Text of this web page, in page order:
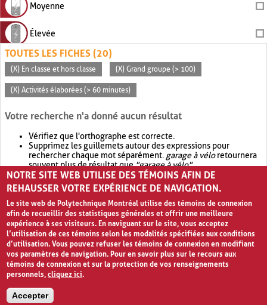
Moyenne
Élevée
TOUTES LES FICHES (20)
(X) En classe et hors classe (X) Grand groupe (> 100)
(X) Activités élaborées (> 60 minutes)
Votre recherche n'a donné aucun résultat
Vérifiez que l'orthographe est correcte.
Supprimez les guillemets autour des expressions pour
rechercher chaque mot séparément. garage à véloretournera
souvent plus de résultat que"garage à vélo".
Envisagez d'élargir votre recherche avec OR.garage OR vélo
retournera souvent plus de résultat quegarage à vélo
NOTRE SITE WEB UTILISE DES TÉMOINS AFIN DE
REHAUSSER VOTRE EXPÉRIENCE DE NAVIGATION.
Le site web de Polytechnique Montréal utilise des témoins de connexion
afin de recueillir des statistiques générales et offrir une meilleure
expérience à ses visiteurs. En naviguant sur le site, vous acceptez
l’utilisation de ces témoins selon les modalités spécifiées aux conditions
d’utilisation. Vous pouvez refuser les témoins de connexion en modifiant
vos paramètres de navigation. Pour en savoir plus sur le recours aux
témoins de connexion et sur la protection de vos renseignements
personnels,cliquez ici.
Accepter